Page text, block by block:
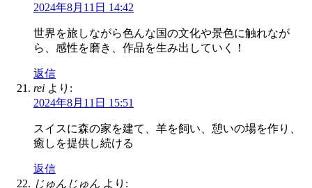
2024年8月11日 14:42
世界を旅しながら色んな国の文化や景色に触れなが
ら、感性を磨き、作品を生み出していく！
返信
rei より:
2024年8月11日 15:51
スイスに森の家を建て、羊を飼い、憩いの場を作り、
癒しを提供し続ける
返信
じゅんじゅん より: